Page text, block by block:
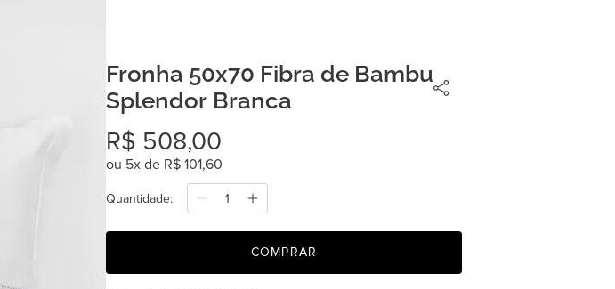
Fronha 50x70 Fibra de Bambu
Splendor Branca
R$ 508,00
ou 5x de R$ 101,60
Quantidade
COMPRAR